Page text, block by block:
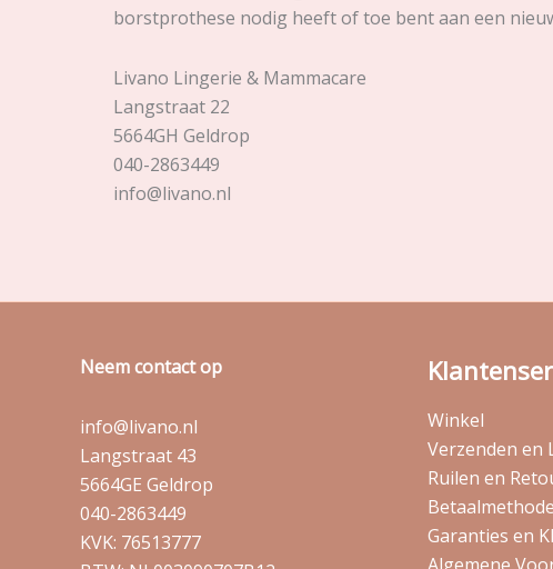
borstprothese nodig heeft of toe bent aan een
Livano Lingerie & Mammacare
Langstraat 22
5664GH Geldrop
040-2863449
info@livano.nl
Neem contact op
info@livano.nl
Langstraat 43
5664GE Geldrop
040-2863449
KVK: 76513777
Winkel
Verzenden en
Ruilen en
Garanties en